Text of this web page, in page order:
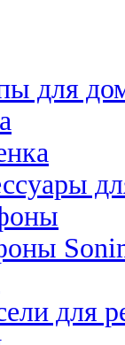
для
для